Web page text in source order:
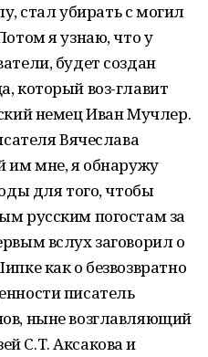
стал убирать с могил
я узнаю, что у
будет создан
который воз-главит
немец Иван Мучлер.
Вячеслава
им мне, я обнаружу
для того, чтобы
русским погостам за
вслух заговорил о
как о безвозвратно
писатель
ныне возглавляющий
С.Т. Аксакова и